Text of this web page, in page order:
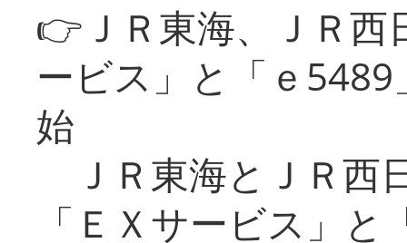
👉ＪＲ東海、ＪＲ
ービス」と「ｅ
始
ＪＲ東海とＪＲ西
「ＥＸサービス」